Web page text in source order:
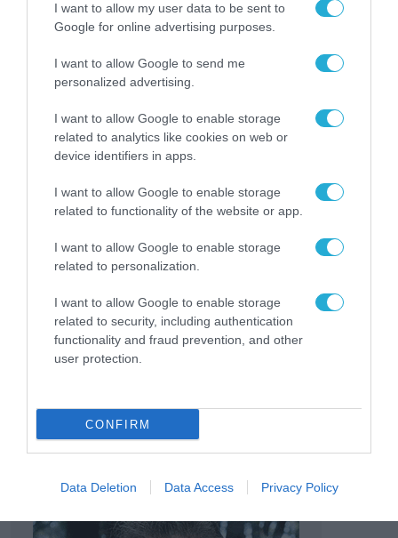
I want to allow my user data to be sent to
Google for online advertising purposes.
I want to allow Google to send me
personalized advertising.
I want to allow Google to enable storage
related to analytics like cookies on web or
device identifiers in apps.
I want to allow Google to enable storage
related to functionality of the website or app.
I want to allow Google to enable storage
related to personalization.
I want to allow Google to enable storage
related to security, including authentication
functionality and fraud prevention, and other
user protection.
CONFIRM
Data Deletion Data Access Privacy Policy
Για περισσότερες πληροφορίες σχετικά με
επιτιθέμενων, τα χαρακτηριστικά των
καταγεγραμμένων περιστατικών, καθώς και
την κατανομή τους ανά γεωγραφική περιοχή
και κλάδο δραστηριότητας, μπορείτε να
Ο δείκτης επιτυχούς επιβεβαίωσης
απειλών δείχνει πόσες από τις ειδοποιήσεις
που δημιουργούνται για μια συγκεκριμένη
τεχνική του MITRE ATT&CK καταλήγουν
τελικά να χαρακτηριστούν ως πραγματικά
περιστατικά κακόβουλης δραστηριότητας.
TAGS: KASPERSKY